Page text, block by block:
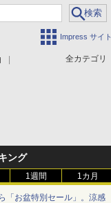
Impress サイト
全カテゴリ
ング
1週間 1カ月
「お盆特別セール」。涼感